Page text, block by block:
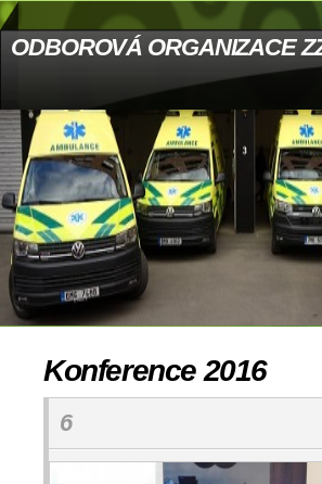
ODBOROVÁ ORGANIZACE
Konference 2016
6